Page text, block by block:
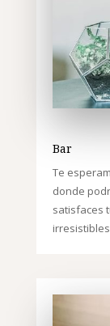
Bar
Te
donde
satisfaces